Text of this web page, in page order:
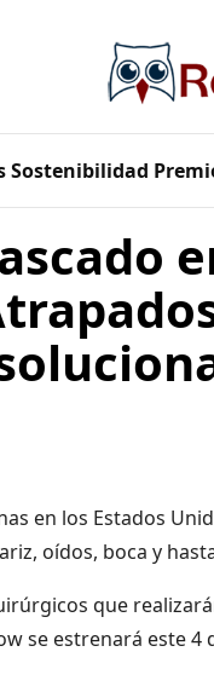
Sostenibilidad
en los Estados
oídos, boca y
que
se estrenará este 4